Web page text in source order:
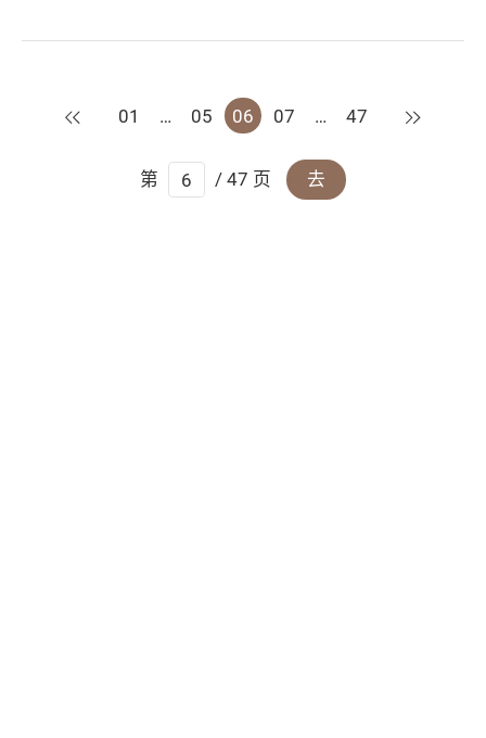
上一页
01 … 05 06 07 … 47 下一页
第 / 47 页 去